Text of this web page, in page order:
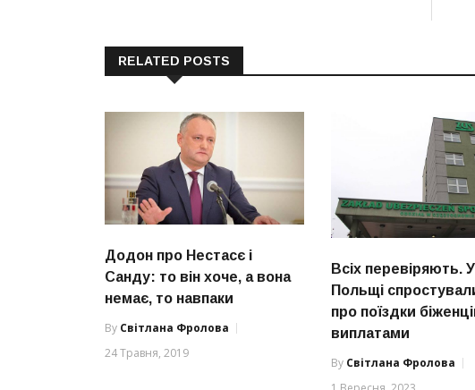
RELATED POSTS
Додон про Нестасє і
Санду: то він хоче, а вона
немає, то навпаки
By Світлана Фролова
24 Травня, 2019
Всіх перевіряють. У
Польщі
про поїздки
виплатами
By Світлана Фролова